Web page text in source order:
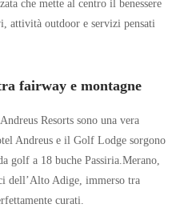
che mette al centro il benessere
attività outdoor e servizi pensati
fairway e montagne
Resorts sono una vera
Andreus e il Golf Lodge sorgono
golf a 18 buche Passiria.Merano,
dell’Alto Adige, immerso tra
curati.